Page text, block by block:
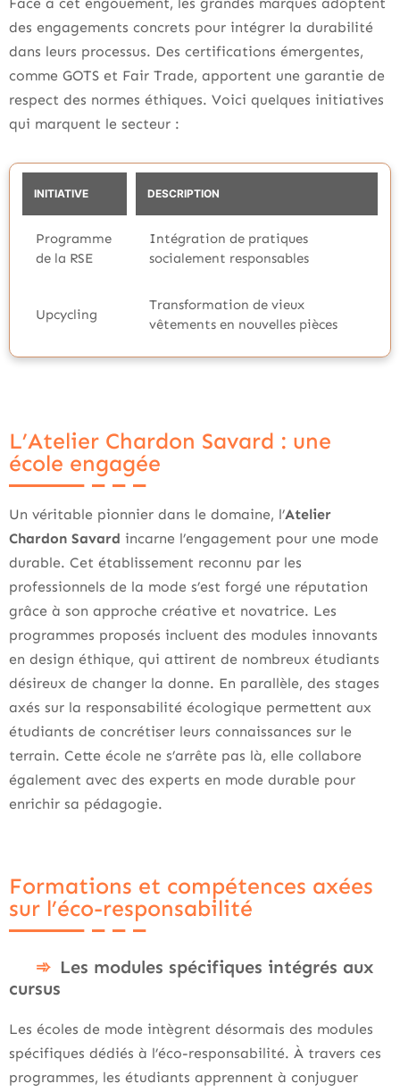
des engagements concrets pour intégrer la durabilité
dans leurs processus. Des certifications émergentes,
comme GOTS et Fair Trade, apportent une garantie de
respect des normes éthiques. Voici quelques initiatives
qui marquent le secteur :
INITIATIVE DESCRIPTION
Programme
de la RSE
Intégration de pratiques
socialement responsables
Upcycling
Transformation de vieux
vêtements en nouvelles pièces
L’Atelier Chardon Savard : une
école engagée
Un véritable pionnier dans le domaine, l’Atelier
Chardon Savard incarne l’engagement pour une mode
durable. Cet établissement reconnu par les
professionnels de la mode s’est forgé une réputation
grâce à son approche créative et novatrice. Les
programmes proposés incluent des modules innovants
en design éthique, qui attirent de nombreux étudiants
désireux de changer la donne. En parallèle, des stages
axés sur la responsabilité écologique permettent aux
étudiants de concrétiser leurs connaissances sur le
terrain. Cette école ne s’arrête pas là, elle collabore
également avec des experts en mode durable pour
enrichir sa pédagogie.
Formations et compétences axées
sur l’éco-responsabilité
Les modules spécifiques intégrés aux
cursus
Les écoles de mode intègrent désormais des modules
spécifiques dédiés à l’éco-responsabilité. À travers ces
programmes, les étudiants apprennent à conjuguer